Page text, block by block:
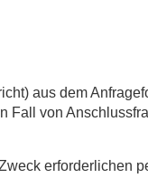
aus dem
Fall von
erforderlichen